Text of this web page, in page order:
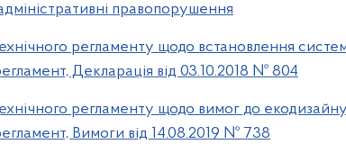
правопорушення
регламенту щодо встановлення
Декларація від 03.10.2018 № 804
регламенту щодо вимог до екодизайну
Вимоги від 14.08.2019 № 738